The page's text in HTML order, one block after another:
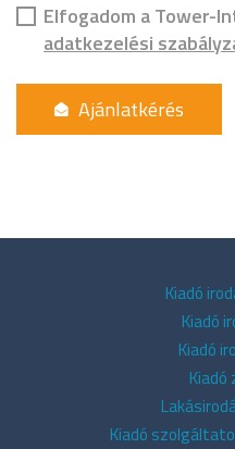
Elfogadom a Tower-
adatkezelési
Kiadó
Kiadó
Kiadó
Kiadó
Kiadó